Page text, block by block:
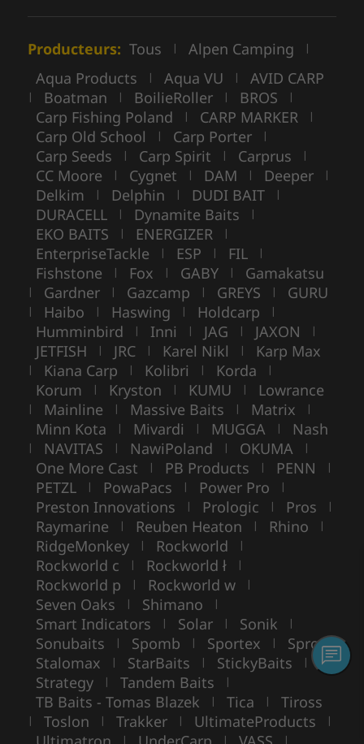
Producteurs: Tous | Alpen Camping |
Aqua Products | Aqua VU | AVID CARP
| Boatman | BoilieRoller | BROS |
Carp Fishing Poland | CARP MARKER |
Carp Old School | Carp Porter |
Carp Seeds | Carp Spirit | Carprus |
CC Moore | Cygnet | DAM | Deeper |
Delkim | Delphin | DUDI BAIT |
DURACELL | Dynamite Baits |
EKO BAITS | ENERGIZER |
EnterpriseTackle | ESP | FIL |
Fishstone | Fox | GABY | Gamakatsu
| Gardner | Gazcamp | GREYS | GURU
| Haibo | Haswing | Holdcarp |
Humminbird | Inni | JAG | JAXON |
JETFISH | JRC | Karel Nikl | Karp Max
| Kiana Carp | Kolibri | Korda |
Korum | Kryston | KUMU | Lowrance
| Mainline | Massive Baits | Matrix |
Minn Kota | Mivardi | MUGGA | Nash
| NAVITAS | NawiPoland | OKUMA |
One More Cast | PB Products | PENN |
PETZL | PowaPacs | Power Pro |
Preston Innovations | Prologic | Pros |
Raymarine | Reuben Heaton | Rhino |
RidgeMonkey | Rockworld |
Rockworld c | Rockworld ł |
Rockworld p | Rockworld w |
Seven Oaks | Shimano |
Smart Indicators | Solar | Sonik |
Sonubaits | Spomb | Sportex | Spro |
Stalomax | StarBaits | StickyBaits |
Strategy | Tandem Baits |
TB Baits - Tomas Blazek | Tica | Tiross
| Toslon | Trakker | UltimateProducts |
| | |